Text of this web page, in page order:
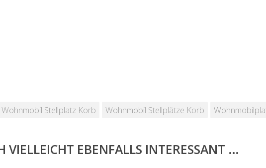
Wohnmobil Stellplatz Korb Wohnmobil Stellplätze Korb
VIELLEICHT EBENFALLS INTERESSANT …